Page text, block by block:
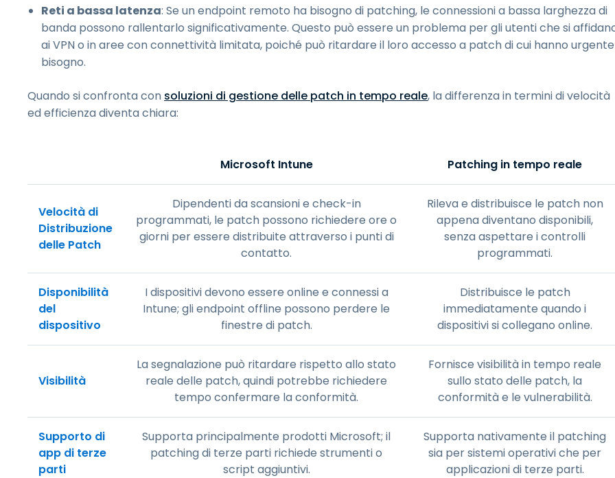
Reti a bassa latenza: Se un endpoint remoto ha bisogno di patching, le connessioni a bassa larghezza di
banda possono rallentarlo significativamente. Questo può essere un problema per gli utenti che si
ai VPN o in aree con connettività limitata, poiché può ritardare il loro accesso a patch di cui hanno urgente
bisogno.
Quando si confronta con soluzioni di gestione delle patch in tempo reale, la differenza in termini di velocità
ed efficienza diventa chiara:
Microsoft Intune Patching in tempo reale
Velocità di
Distribuzione
delle Patch
Dipendenti da scansioni e check-in
programmati, le patch possono richiedere ore o
giorni per essere distribuite attraverso i punti di
contatto.
Rileva e distribuisce le patch non
appena diventano disponibili,
senza aspettare i controlli
programmati.
Disponibilità
del
dispositivo
I dispositivi devono essere online e connessi a
Intune; gli endpoint offline possono perdere le
finestre di patch.
Distribuisce le patch
immediatamente quando i
dispositivi si collegano online.
Visibilità
La segnalazione può ritardare rispetto allo stato
reale delle patch, quindi potrebbe richiedere
tempo confermare la conformità.
Fornisce visibilità in tempo reale
sullo stato delle patch, la
conformità e le vulnerabilità.
Supporto di
app di terze
parti
Supporta principalmente prodotti Microsoft; il
patching di terze parti richiede strumenti o
script aggiuntivi.
Supporta nativamente il patching
sia per sistemi operativi che per
applicazioni di terze parti.